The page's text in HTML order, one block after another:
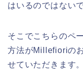
はいるのではない
そこでこちらのペ
方法がMillefioriの
せていただきます。